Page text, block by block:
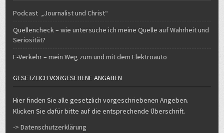
Podcast „Journalist und Christ“
Quellencheck – wie untersuche ich meine Quelle auf Wahrheit und
Seriosität?
E-Verkehr – mein Weg zum und mit dem Elektroauto
GESETZLICH VORGESEHENE ANGABEN
Hier finden Sie alle gesetzlich vorgeschriebenen Angeben.
Klicken Sie dafür bitte auf die entsprechende Überschrift.
-> Datenschutzerklärung